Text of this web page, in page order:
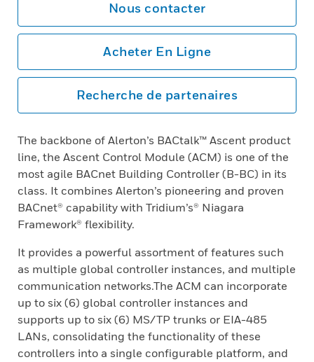
Nous contacter
Acheter En Ligne
Recherche de partenaires
The backbone of Alerton’s BACtalk™ Ascent product
line, the Ascent Control Module (ACM) is one of the
most agile BACnet Building Controller (B-BC) in its
class. It combines Alerton’s pioneering and proven
BACnet® capability with Tridium’s® Niagara
Framework® flexibility.
It provides a powerful assortment of features such
as multiple global controller instances, and multiple
communication networks.The ACM can incorporate
up to six (6) global controller instances and
supports up to six (6) MS/TP trunks or EIA-485
LANs, consolidating the functionality of these
controllers into a single configurable platform, and